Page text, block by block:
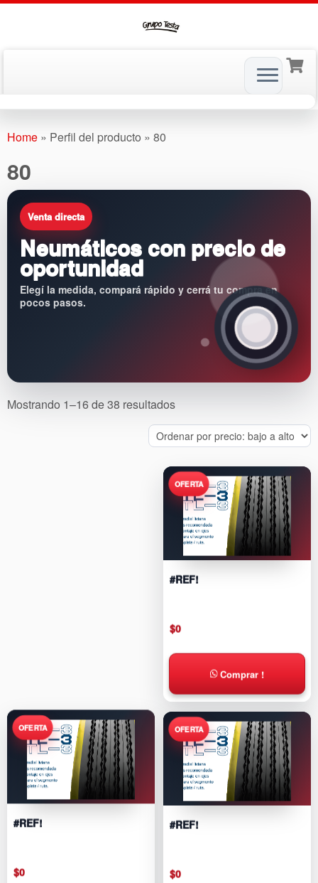
toHome » Perfil del producto » 80
80
Venta directa
Neumáticos con precio de
oportunidad
Elegí la medida, compará rápido y cerrá tu compra en
pocos pasos.
Mostrando 1–16 de 38 resultadosSorted
by
price:
to
high
#REF!
$0
Comprar !
#REF!
$0
#REF!
$0